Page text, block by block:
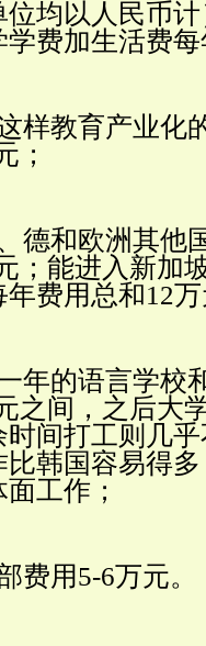
位均以人民币
费加生活费
样教育产业化
；
德和欧洲其他
； 能进入新加
费用总和12
年的语言学校
之间，之后大
间打工则几
韩国容易得
工作；
费用5-6万元。